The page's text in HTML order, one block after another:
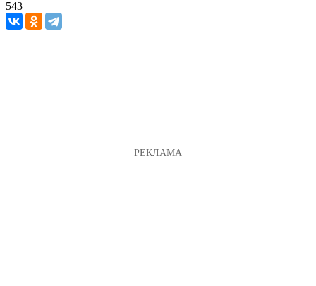
543